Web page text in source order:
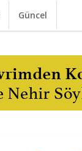
Güncel